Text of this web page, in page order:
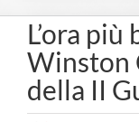
L’ora
Winston
della II